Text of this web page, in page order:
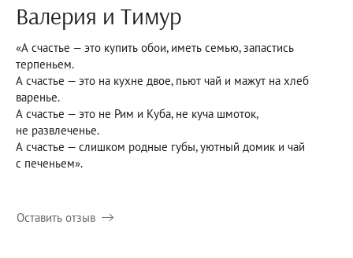
Валерия и Тимур
«А счастье — это купить обои, иметь семью, запастись
терпеньем.
А счастье — это на кухне двое, пьют чай и мажут на хлеб
варенье.
А счастье — это не Рим и Куба, не куча шмоток,
не развлеченье.
А счастье — слишком родные губы, уютный домик и чай
с печеньем».
Оставить отзыв